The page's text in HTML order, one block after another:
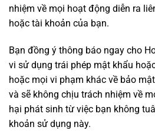
nhiệm về mọi hoạt động diễn ra
hoặc tài khoản của bạn.
Bạn đồng ý thông báo ngay cho
vi sử dụng trái phép mật khẩu
hoặc mọi vi phạm khác về bảo
và sẽ không chịu trách nhiệm về
hại phát sinh từ việc bạn không
khoản sử dụng này.